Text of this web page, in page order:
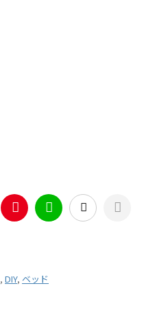
, DIY, ベッド